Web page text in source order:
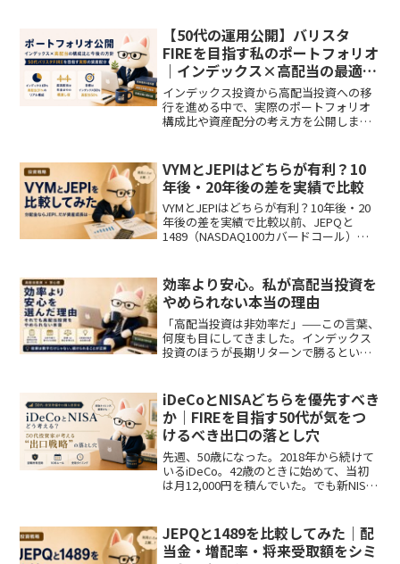
ョン表・グラフあり）日米の税制の違い
が手取りに与える影響為...
【50代の運用公開】バリスタ
FIREを目指す私のポートフォリオ
｜インデックス×高配当の最適比
率は？
インデックス投資から高配当投資への移
行を進める中で、実際のポートフォリオ
構成比や資産配分の考え方を公開しま
こんな人におすすめインデックスと高配
当をどんな比率で持つ...
VYMとJEPIはどちらが有利？10
年後・20年後の差を実績で比較
VYMとJEPIはどちらが有利？10年後・20
年後の差を実績で比較以前、JEPQと
1489（NASDAQ100カバードコール）を5
て、高配当ETFの代表格であるVYMと...
効率より安心。私が高配当投資を
やめられない本当の理由
「高配当投資は非効率だ」——この言葉、
何度も目にしてきました。インデックス
投資のほうが長期リターンで勝るという
屈はわかりますし、データも知っていま
す。頭ではちゃんと理解...
iDeCoとNISAどちらを優先すべき
か｜FIREを目指す50代が気をつ
けるべき出口の落とし穴
先週、50歳になった。2018年から続けて
いるiDeCo。42歳のときに始めて、当初
は月12,000円を積んでいた。でも新NISA
わかっていても、どこかモヤモヤが...
JEPQと1489を比較してみた｜配
当金・増配率・将来受取額をシミ